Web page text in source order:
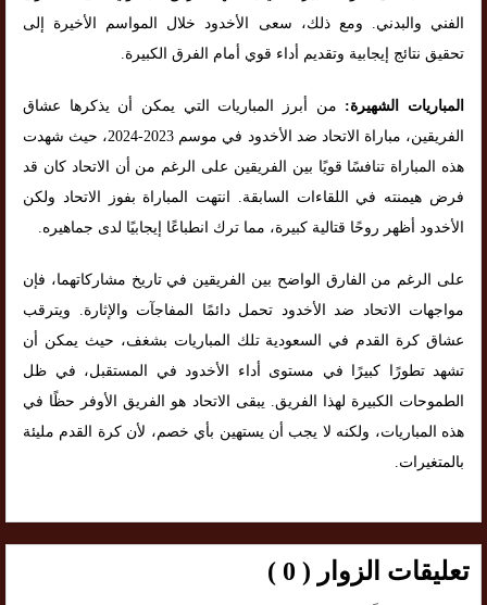
الفني والبدني. ومع ذلك، سعى الأخدود خلال المواسم الأخيرة إلى
تحقيق نتائج إيجابية وتقديم أداء قوي أمام الفرق الكبيرة.
المباريات الشهيرة: من أبرز المباريات التي يمكن أن يذكرها عشاق
الفريقين، مباراة الاتحاد ضد الأخدود في موسم 2023-2024، حيث شهدت
هذه المباراة تنافسًا قويًا بين الفريقين على الرغم من أن الاتحاد كان قد
فرض هيمنته في اللقاءات السابقة. انتهت المباراة بفوز الاتحاد ولكن
الأخدود أظهر روحًا قتالية كبيرة، مما ترك انطباعًا إيجابيًا لدى جماهيره.
على الرغم من الفارق الواضح بين الفريقين في تاريخ مشاركاتهما، فإن
مواجهات الاتحاد ضد الأخدود تحمل دائمًا المفاجآت والإثارة. ويترقب
عشاق كرة القدم في السعودية تلك المباريات بشغف، حيث يمكن أن
تشهد تطورًا كبيرًا في مستوى أداء الأخدود في المستقبل، في ظل
الطموحات الكبيرة لهذا الفريق. يبقى الاتحاد هو الفريق الأوفر حظًا في
هذه المباريات، ولكنه لا يجب أن يستهين بأي خصم، لأن كرة القدم مليئة
بالمتغيرات.
تعليقات الزوار ( 0 )